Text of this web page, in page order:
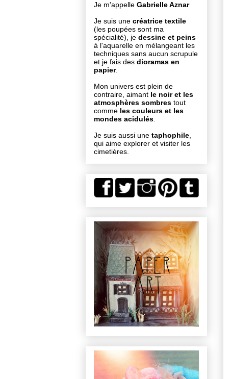
Je m'appelle Gabrielle Aznar
Je suis une créatrice textile
(les poupées sont ma
spécialité), je dessine et peins
à l'aquarelle en mélangeant les
techniques sans aucun scrupule
et je fais des dioramas en
papier.
Mon univers est plein de
contraire, aimant le noir et les
atmosphères sombres tout
comme les couleurs et les
mondes acidulés
Je suis aussi une taphophile
qui aime explorer et visiter les
cimetières.